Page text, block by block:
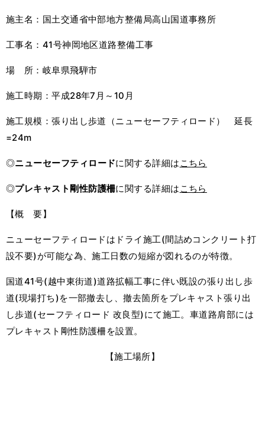
施主名：国土交通省中部地方整備局高山国道事務所
工事名：41号神岡地区道路整備工事
場 所：岐阜県飛騨市
施工時期：平成28年7月～10月
施工規模：張り出し歩道（ニューセーフティロード） 延長
=24m
◎ニューセーフティロードに関する詳細は こちら
◎プレキャスト剛性防護柵に関する詳細は こちら
【概 要】
ニューセーフティロードはドライ施工(間詰めコンクリート打
設不要)が可能な為、施工日数の短縮が図れるのが特徴。
国道41号(越中東街道)道路拡幅工事に伴い既設の張り出し歩
道(現場打ち)を一部撤去し、撤去箇所をプレキャスト張り出
し歩道(セーフティロード 改良型)にて施工。車道路肩部には
プレキャスト剛性防護柵を設置。
【施工場所】